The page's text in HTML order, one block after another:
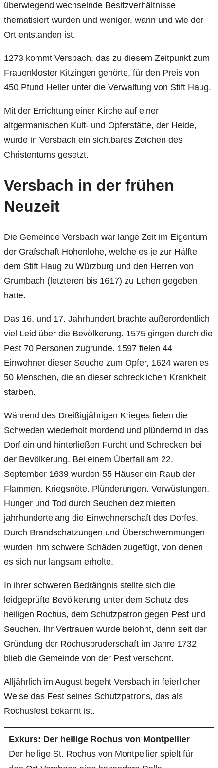
überwiegend wechselnde Besitzverhältnisse
thematisiert wurden und weniger, wann und wie der
Ort entstanden ist.
1273 kommt Versbach, das zu diesem Zeitpunkt zum
Frauenkloster Kitzingen gehörte, für den Preis von
450 Pfund Heller unter die Verwaltung von Stift Haug.
Mit der Errichtung einer Kirche auf einer
altgermanischen Kult- und Opferstätte, der Heide,
wurde in Versbach ein sichtbares Zeichen des
Christentums gesetzt.
Versbach in der frühen
Neuzeit
Die Gemeinde Versbach war lange Zeit im Eigentum
der Grafschaft Hohenlohe, welche es je zur Hälfte
dem Stift Haug zu Würzburg und den Herren von
Grumbach (letzteren bis 1617) zu Lehen gegeben
hatte.
Das 16. und 17. Jahrhundert brachte außerordentlich
viel Leid über die Bevölkerung. 1575 gingen durch die
Pest 70 Personen zugrunde. 1597 fielen 44
Einwohner dieser Seuche zum Opfer, 1624 waren es
50 Menschen, die an dieser schrecklichen Krankheit
starben.
Während des Dreißigjährigen Krieges fielen die
Schweden wiederholt mordend und plündernd in das
Dorf ein und hinterließen Furcht und Schrecken bei
der Bevölkerung. Bei einem Überfall am 22.
September 1639 wurden 55 Häuser ein Raub der
Flammen. Kriegsnöte, Plünderungen, Verwüstungen,
Hunger und Tod durch Seuchen dezimierten
jahrhundertelang die Einwohnerschaft des Dorfes.
Durch Brandschatzungen und Überschwemmungen
wurden ihm schwere Schäden zugefügt, von denen
es sich nur langsam erholte.
In ihrer schweren Bedrängnis stellte sich die
leidgeprüfte Bevölkerung unter dem Schutz des
heiligen Rochus, dem Schutzpatron gegen Pest und
Seuchen. Ihr Vertrauen wurde belohnt, denn seit der
Gründung der Rochusbruderschaft im Jahre 1732
blieb die Gemeinde von der Pest verschont.
Alljährlich im August begeht Versbach in feierlicher
Weise das Fest seines Schutzpatrons, das als
Rochusfest bekannt ist.
Exkurs: Der heilige Rochus von Montpellier
Der heilige St. Rochus von Montpellier spielt für